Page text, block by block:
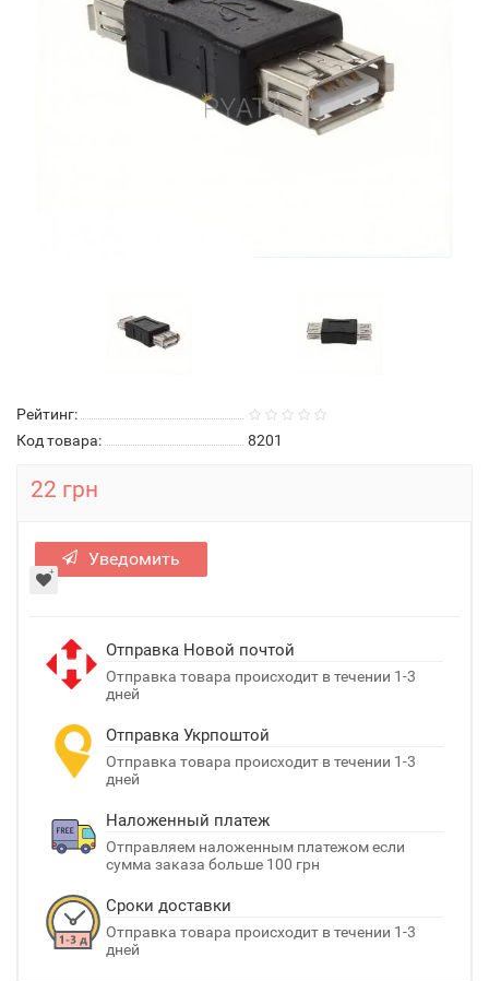
Рейтинг:
Код товара:
8201
22 грн
Уведомить
Отправка Новой почтой
Отправка товара происходит в течении 1-3
дней
Отправка Укрпоштой
Отправка товара происходит в течении 1-3
дней
Наложенный платеж
Отправляем наложенным платежом если
сумма заказа больше 100 грн
Сроки доставки
Отправка товара происходит в течении 1-3
дней